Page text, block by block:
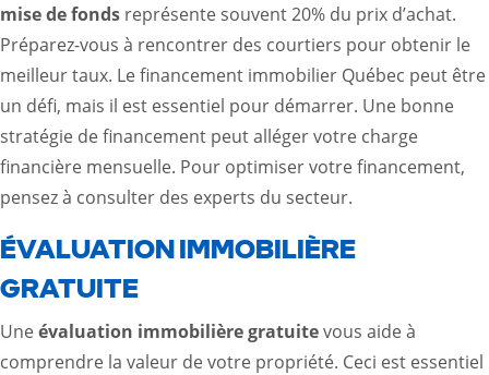
mise de fonds représente souvent 20% du prix d’achat.
Préparez-vous à rencontrer des courtiers pour obtenir le
meilleur taux. Le financement immobilier Québec peut être
un défi, mais il est essentiel pour démarrer. Une bonne
stratégie de financement peut alléger votre charge
financière mensuelle. Pour optimiser votre financement,
pensez à consulter des experts du secteur.
ÉVALUATION IMMOBILIÈRE
GRATUITE
Uneévaluation immobilière gratuitevous aide à
comprendre la valeur de votre propriété. Ceci est essentiel